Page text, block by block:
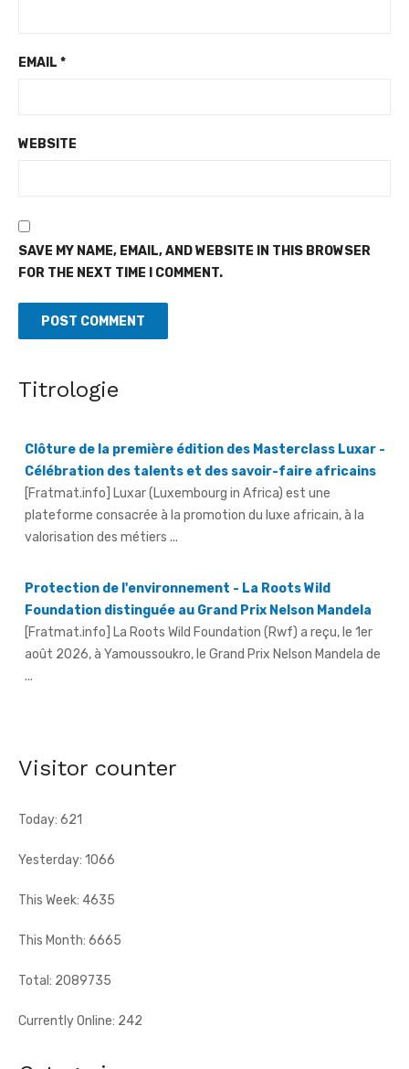
EMAIL *
WEBSITE
SAVE MY NAME, EMAIL, AND WEBSITE IN THIS BROWSER
FOR THE NEXT TIME I COMMENT.
Titrologie
Clôture de la première édition des Masterclass Luxar -
[Fratmat.info] Luxar (Luxembourg in Africa) est une
plateforme consacrée à la promotion du luxe africain, à la
valorisation des métiers ...
Protection de l'environnement - La Roots Wild
[Fratmat.info] La Roots Wild Foundation (Rwf) a reçu, le 1er
août 2026, à Yamoussoukro, le Grand Prix Nelson Mandela de
...
Hervé Renard à la tête des Éléphants - Idriss Diallo
justifient, selon la Fif, son choix ...
Visitor counter
Today: 621
Yesterday: 1066
This Week: 4635
This Month: 6665
Total: 2089735
Currently Online: 242